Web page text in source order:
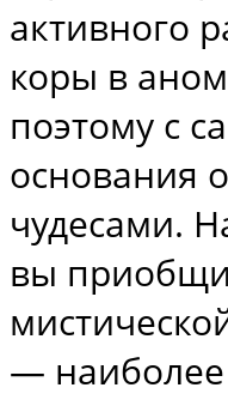
активного
коры в
поэтому с
основания
чудесами.
вы
— наиболее